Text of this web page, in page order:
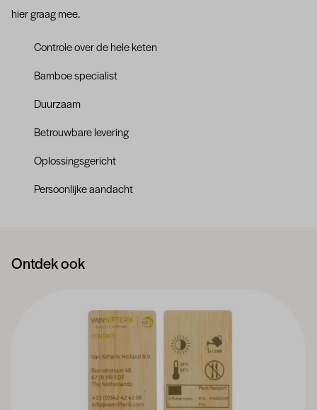
hier graag mee.
Controle over de hele keten
Bamboe specialist
Duurzaam
Betrouwbare levering
Oplossingsgericht
Persoonlijke aandacht
Ontdek ook